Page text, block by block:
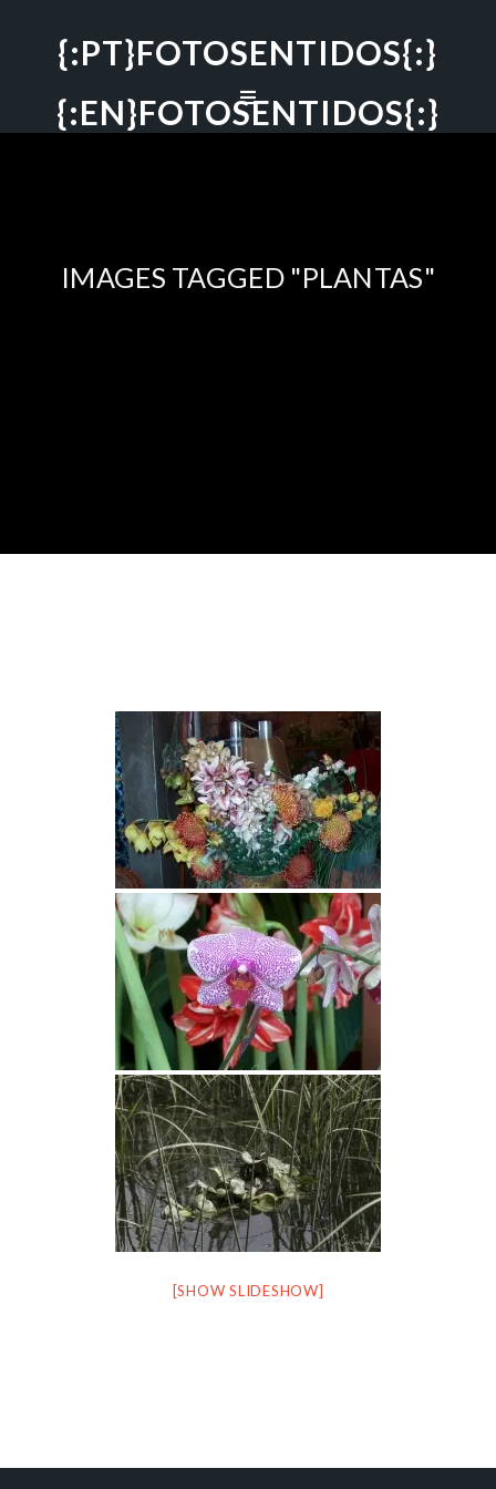
{:PT}FOTOSENTIDOS{:}
{:EN}FOTOSENTIDOS{:}
IMAGES TAGGED "PLANTAS"
[SHOW SLIDESHOW]